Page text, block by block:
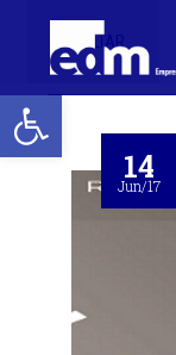
Open toolbar
< VOLTAR
14
Jun/17